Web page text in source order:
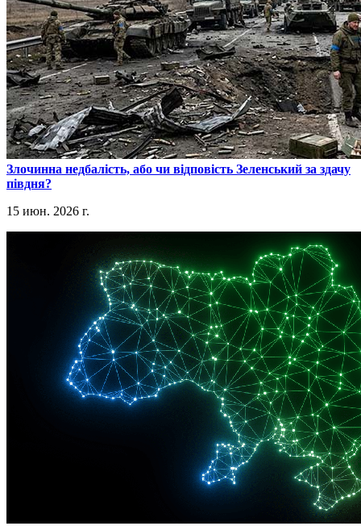
​Злочинна недбалість, або чи відповість Зеленський за здачу
півдня?
15 июн. 2026 г.